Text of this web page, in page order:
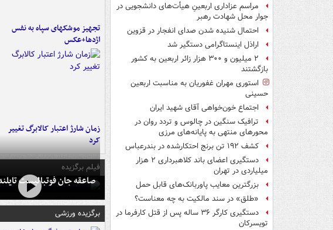
مراسم عزاداری اربعینِ هیأت‌های دانشجویی در
جوار محل شهادت رهبر
احتمال شنیده شدن صدای انفجار در قزوین
اراذل اینستاگرامی دستگیر شد
۲ میلیون و ۳۰۰ هزار زائر اربعین به کشور
بازگشتند
استوری مهران غفوریان به مناسبت اربعین
حسینی
اجتماع خون‌خواهی آقای شهید ایران
ترافیک سنگین در چالوس و تردد روان در
محورهای منتهی به پایانه‌های مرزی
کشف ۱۹۲ تن برنج احتکارشده در بندرعباس
دستگیری اعضای باند کلاهبرداری ۲ هزار
میلیاردی در تهران
بزرگترین معایب پاوربانک‌های قابل حمل
«طلق» در سند مالکیت به چه معناست؟
دستگیری کارگر ۳۶ ساله پس از قتل کارفرما در
تویسرکان
تجهیز موشکهای سپاه به نفس
اژدها+عکس
زمان شارژ اعتبار کالابرگ تغییر
کرد
فیلم برگزیده
صاعقه جان فوتبالیست
برگزیده ورزشی